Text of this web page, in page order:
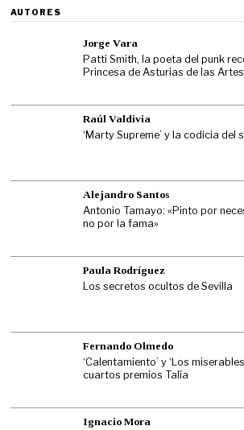
AUTORES
Jorge Vara
Patti Smith, la poeta del punk
Princesa de Asturias de las
Raúl Valdivia
‘Marty Supreme’ y la codicia del
Alejandro Santos
Antonio Tamayo: «Pinto por
no por la fama»
Paula Rodríguez
Los secretos ocultos de Sevilla
Fernando Olmedo
‘Calentamiento’ y ‘Los
cuartos premios Talía
Ignacio Mora